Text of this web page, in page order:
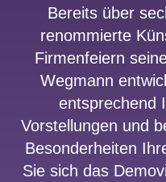
Bereits über
renommierte
Firmenfeiern
Wegmann
entsprechend
Vorstellungen und
Besonderheiten
Sie sich das